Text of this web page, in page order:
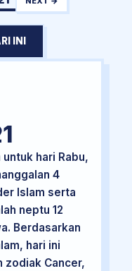
INI
hari Rabu,
4
Islam serta
neptu 12
Berdasarkan
hari ini
zodiak Cancer,